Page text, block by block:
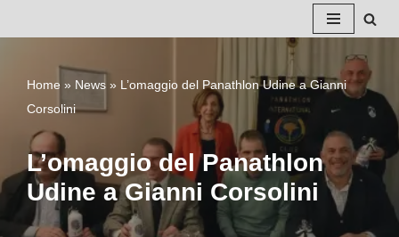
Home » News » L’omaggio del Panathlon Udine a Gianni
Corsolini
L’omaggio del Panathlon
Udine a Gianni Corsolini